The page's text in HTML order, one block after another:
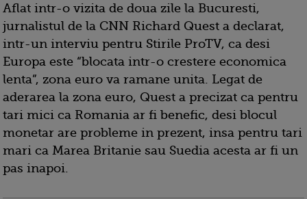
Aflat intr-o vizita de doua zile la Bucuresti,
jurnalistul de la CNN Richard Quest a declarat,
intr-un interviu pentru Stirile ProTV, ca desi
Europa este “blocata intr-o crestere economica
lenta”, zona euro va ramane unita. Legat de
aderarea la zona euro, Quest a precizat ca pentru
tari mici ca Romania ar fi benefic, desi blocul
monetar are probleme in prezent, insa pentru tari
mari ca Marea Britanie sau Suedia acesta ar fi un
pas inapoi.